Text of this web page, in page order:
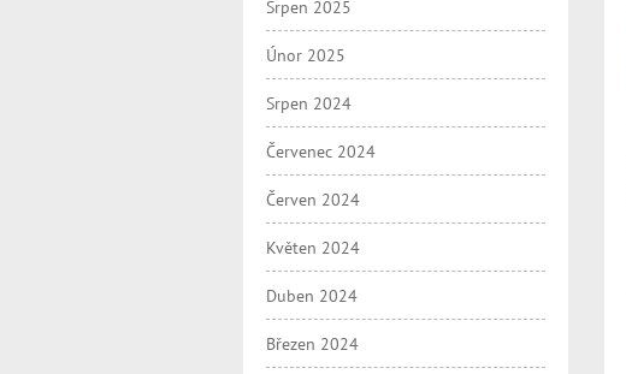
Srpen 2025
Únor 2025
Srpen 2024
Červenec 2024
Červen 2024
Květen 2024
Duben 2024
Březen 2024